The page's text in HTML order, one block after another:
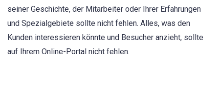
seiner Geschichte, der Mitarbeiter oder Ihrer Erfahrungen
und Spezialgebiete sollte nicht fehlen. Alles, was den
Kunden interessieren könnte und Besucher anzieht, sollte
auf Ihrem Online-Portal nicht fehlen.